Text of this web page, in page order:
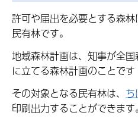
許可や届出を必要とする森
民有林です。
地域森林計画は、知事が全
に立てる森林計画のことです
その対象となる民有林は、
印刷出力することができます。